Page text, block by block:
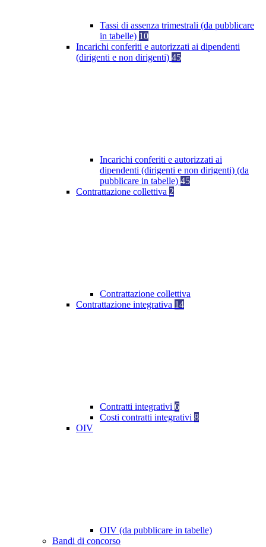
Tassi di assenza trimestrali (da pubblicare
in tabelle) 10
Incarichi conferiti e autorizzati ai dipendenti
(dirigenti e non dirigenti) 45
Incarichi conferiti e autorizzati ai
dipendenti (dirigenti e non dirigenti) (da
pubblicare in tabelle) 45
Contrattazione collettiva 2
Contrattazione collettiva
Contrattazione integrativa 14
Contratti integrativi 6
Costi contratti integrativi 8
OIV
OIV (da pubblicare in tabelle)
Bandi di concorso